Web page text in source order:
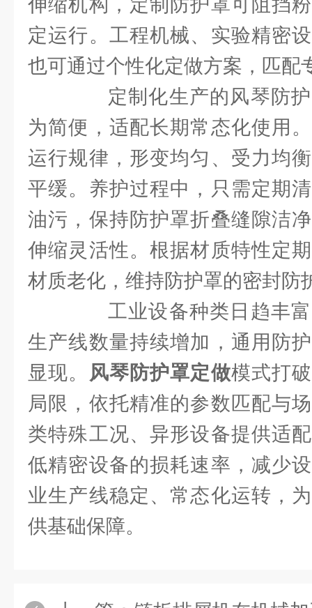
伸缩机构，定制防护罩可阻挡
定运行。工程机械、实验精密
也可通过个性化定做方案，匹配
定制化生产的风琴防护
为简便，适配长期常态化使用
运行规律，形变均匀、受力均
平缓。养护过程中，只需定期
油污，保持防护罩折叠缝隙洁
伸缩灵活性。根据材质特性定
材质老化，维持防护罩的密封防
工业设备种类日趋丰富
生产线数量持续增加，通用防
显现。
风琴防护罩定做模式打
局限，依托精准的参数匹配与
类特殊工况、异形设备提供适
低精密设备的损耗速率，减少
业生产线稳定、常态化运转，
供基础保障。